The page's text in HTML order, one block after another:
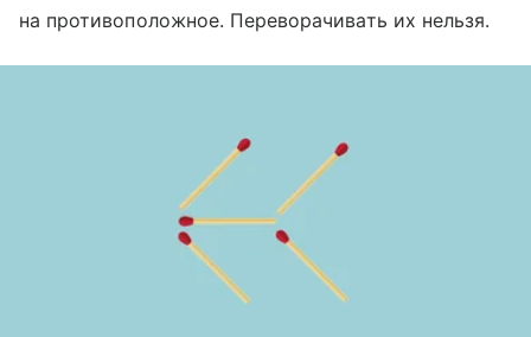
на противоположное. Переворачивать их нельзя.